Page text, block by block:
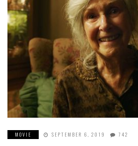
MOVIE SEPTEMBER 6, 2019 742